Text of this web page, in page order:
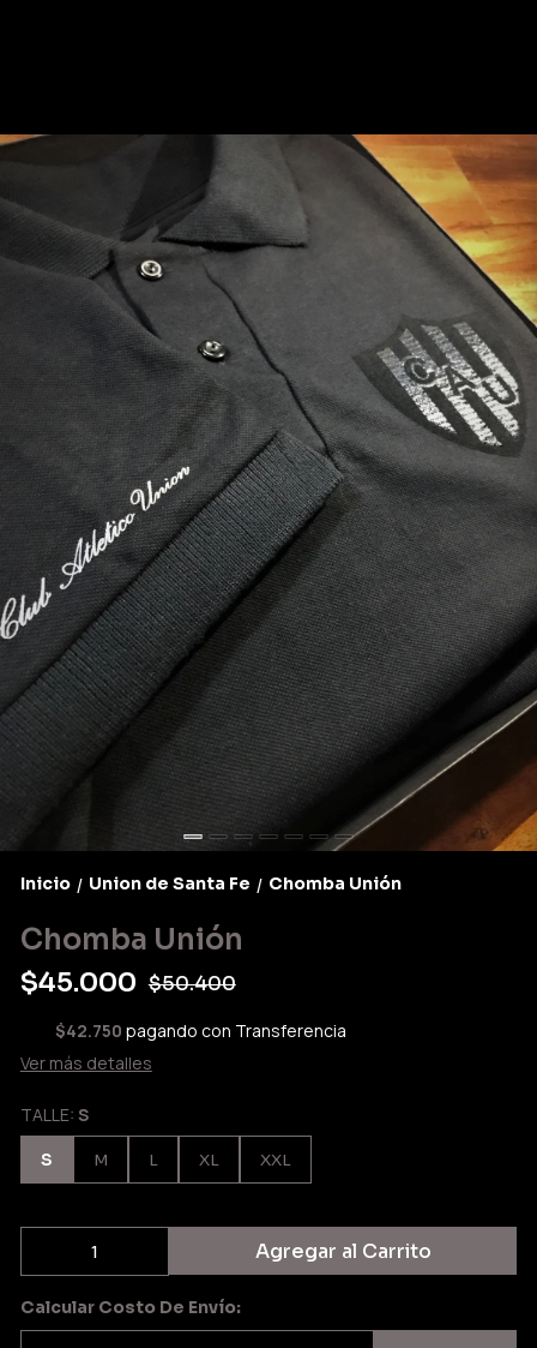
Inicio / Union de Santa Fe / Chomba Unión
Chomba Unión
$45.000 $50.400
$42.750 pagando con Transferencia
Ver más detalles
TALLE: S
S M L XL XXL
Agregar al Carrito
Calcular Costo De Envío: